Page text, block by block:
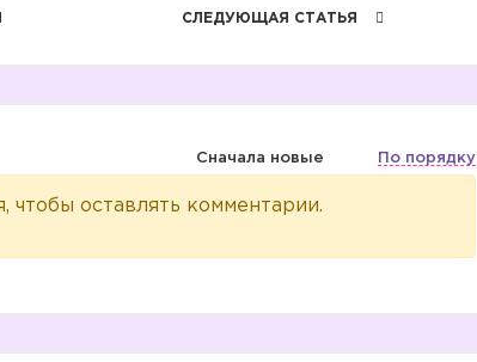
СЛЕДУЮЩАЯ СТАТЬЯ
Сначала новые По порядку
чтобы оставлять комментарии.